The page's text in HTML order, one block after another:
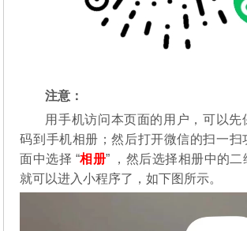
注意：
用手机访问本页面的用户，可以先
码到手机相册；然后打开微信的扫一扫
面中选择 “相册” ，然后选择相册中的二
就可以进入小程序了，如下图所示。